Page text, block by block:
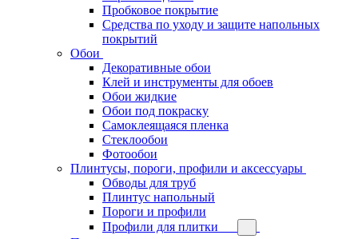
Пробковое покрытие
Средства по уходу и защите напольных
покрытий
Обои
Декоративные обои
Клей и инструменты для обоев
Обои жидкие
Обои под покраску
Самоклеящаяся пленка
Стеклообои
Фотообои
Плинтусы, пороги, профили и аксессуары
Обводы для труб
Плинтус напольный
Пороги и профили
Профили для плитки